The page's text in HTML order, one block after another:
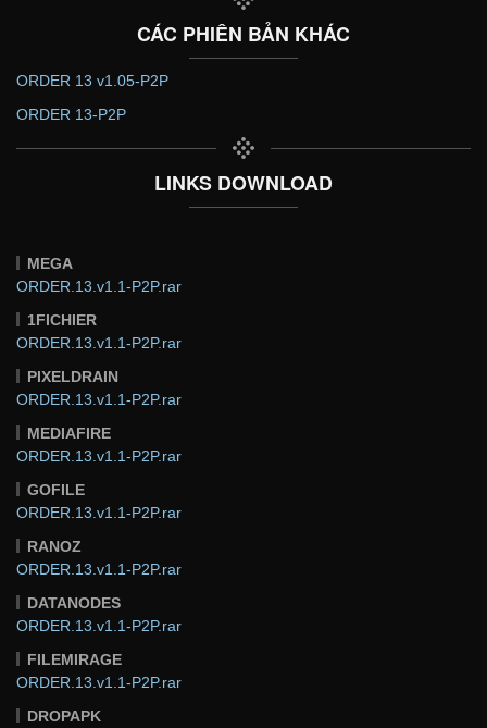
CÁC PHIÊN BẢN KHÁC
ORDER 13 v1.05-P2P
ORDER 13-P2P
LINKS DOWNLOAD
MEGA
ORDER.13.v1.1-P2P.rar
1FICHIER
ORDER.13.v1.1-P2P.rar
PIXELDRAIN
ORDER.13.v1.1-P2P.rar
MEDIAFIRE
ORDER.13.v1.1-P2P.rar
GOFILE
ORDER.13.v1.1-P2P.rar
RANOZ
ORDER.13.v1.1-P2P.rar
DATANODES
ORDER.13.v1.1-P2P.rar
FILEMIRAGE
ORDER.13.v1.1-P2P.rar
DROPAPK